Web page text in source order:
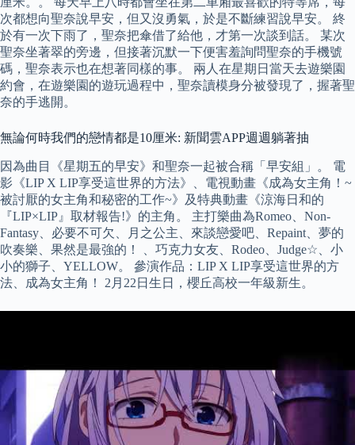
次都想向聖奈說早安，但又沒勇氣，於是不斷練習說早安。 終
於有一次下雨了，聖奈把傘借了給他，才第一次談到話。 某次
聖奈坐著翠的旁邊，但接著沉默一下便害羞詢問聖奈的手機號
碼，聖奈表示也在想著同樣的事。 兩人在星期日當天去遊樂園
約會，在遊樂園的遊玩過程中，聖奈讀模身分被發現了，握著聖
奈的手逃開。
無論何時我們的戀情都是10厘米: 新聞雲APP週週躺著抽
因為曲目《星期五的早安》和聖奈一起被合稱「早安組」。 電
影《LIP X LIP享受這世界的方法》、電視動畫《成為女主角！~
被討厭的女主角和秘密的工作~》及特典動畫《涼海日和的
『LIP×LIP』取材報告!》的主角。 主打樂曲為Romeo、Non-
Fantasy、必要不可欠、月之公主、來談戀愛吧、Repaint、夢的
吹奏樂、果然是最強的！ 、巧克力女友、Rodeo、Judge☆、小
小的獅子、YELLOW。 參演作品：LIP X LIP享受這世界的方
法、成為女主角！ 2月22日生日，櫻丘高校一年級新生。